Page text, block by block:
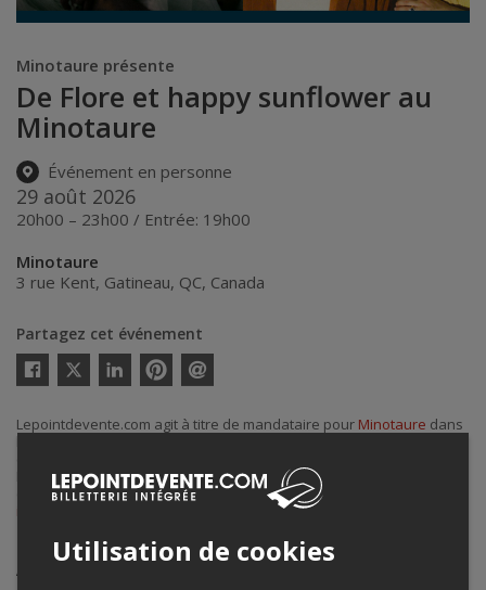
Minotaure présente
De Flore et happy sunflower au
Minotaure
Événement en personne
29 août 2026
20h00 – 23h00 / Entrée: 19h00
Minotaure
3 rue Kent, Gatineau, QC, Canada
Partagez cet événement
Twitter
courriel
Lepointdevente.com agit à titre de mandataire pour Minotaure dans
Pour plus d’information à propos de cet événement, veuillez
contacter l’organisateur de l’événement,Minotaure
Achat de billets
Utilisation de cookies